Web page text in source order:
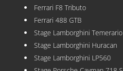
Ferrari F8 Tributo
Ferrari 488 GTB
Stage Lamborghini Temerario
Stage Lamborghini Huracan
Stage Lamborghini LP560